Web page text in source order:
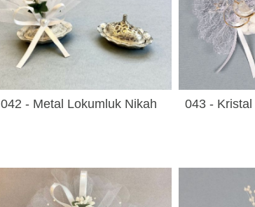
042 - Metal Lokumluk Nikah
043 -